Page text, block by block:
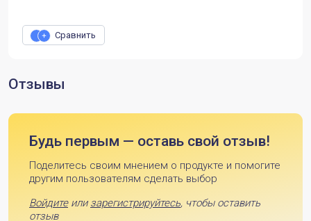
Сравнить
Отзывы
Будь первым — оставь свой отзыв!
Поделитесь своим мнением о продукте и помогите
другим пользователям сделать выбор
Войдитеили зарегистрируйтесь, чтобы оставить
отзыв